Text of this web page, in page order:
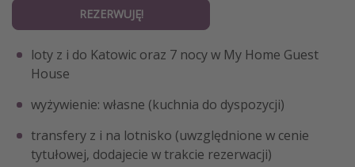
REZERWUJĘ!
loty z i do Katowic oraz 7 nocy w My Home Guest
House
wyżywienie: własne (kuchnia do dyspozycji)
transfery z i na lotnisko (uwzględnione w cenie
tytułowej, dodajecie w trakcie rezerwacji)